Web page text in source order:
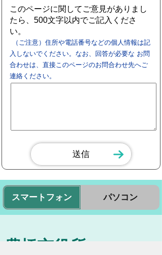
このページに関してご意見がありまし
たら、500文字以内でご記入くださ
い。
（ご注意）住所や電話番号などの個人情報は記
入しないでください。なお、回答が必要な お問
合わせは、直接このページのお問合わせ先へご
連絡ください。
スマートフォン パソコン
豊橋市役所